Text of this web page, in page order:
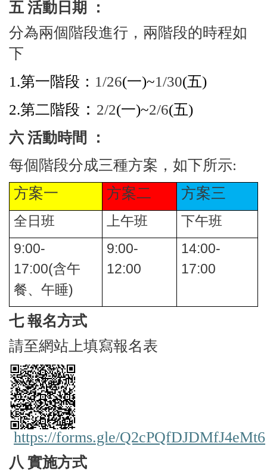
五 活動日期 ：
分為兩個階段進行，兩階段的時程如
下
1.第一階段： 1/26(一)~1/30(五)
2.第二階段 ： 2/2(一)~2/6(五)
六 活動時間 ：
每個階段分成三種方案，如下所示:
方案一
方案二 方案三
全日班 上午班 下午班
9:00-
17:00(含午
餐、午睡)
9:00-
12:00
14:00-
17:00
七 報名方式
請至網站上填寫報名表
https://forms.gle/Q2cPQfDJDMfJ4eMt6
八 實施方式